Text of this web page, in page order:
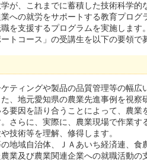
が、これまでに蓄積した技術科学的
への就労をサポートする教育プログ
を支援するプログラムを実施します
トコース」の受講生を以下の要領で
ティングや製品の品質管理等の幅広
、地元愛知県の農業先進事例を視察
要因を語り合うことによって、農業
さらに、実際に、農業現場で作業す
技術等を理解、修得します。
地域自治体、ＪＡあいち経済連、食
業及び農業関連企業への就職活動の